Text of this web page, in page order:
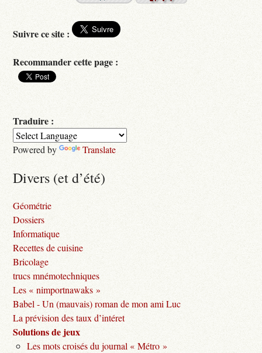
Suivre ce site :
Recommander cette page :
Traduire :
Powered by Translate
Divers (et d’été)
Géométrie
Dossiers
Informatique
Recettes de cuisine
Bricolage
trucs mnémotechniques
Les « nimportnawaks »
Babel - Un (mauvais) roman de mon ami Luc
La prévision des taux d’intéret
Solutions de jeux
Les mots croisés du journal « Métro »